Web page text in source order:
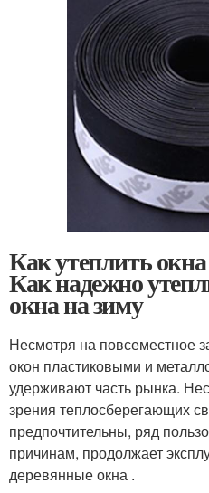
Как утеплить
Как надежно
окна на зиму
Несмотря на повсеместное
окон пластиковыми и
удерживают часть рынка.
зрения теплосберегающих
предпочтительны, ряд
причинам, продолжает
деревянные окна .